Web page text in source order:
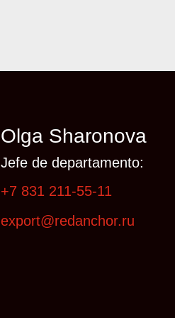
Olga Sharonova
Jefe de departamento:
+7 831 211-55-11
export@redanchor.ru